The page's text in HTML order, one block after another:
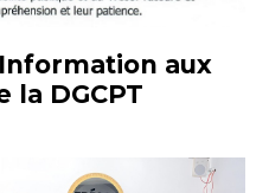
aux
la DGCPT